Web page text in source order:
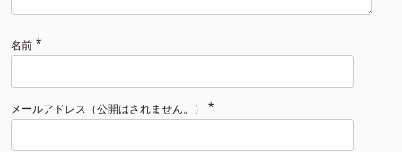
名前 *
メールアドレス（公開はされません。） *